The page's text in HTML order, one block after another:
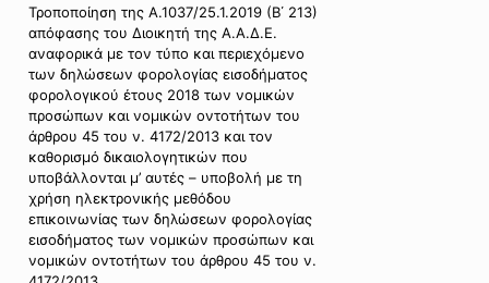
Τροποποίηση της Α.1037/25.1.2019 (Β΄ 213)
απόφασης του Διοικητή της Α.Α.Δ.Ε.
αναφορικά με τον τύπο και περιεχόμενο
των δηλώσεων φορολογίας εισοδήματος
φορολογικού έτους 2018 των νομικών
προσώπων και νομικών οντοτήτων του
άρθρου 45 του ν. 4172/2013 και τον
καθορισμό δικαιολογητικών που
υποβάλλονται μ’ αυτές – υποβολή με τη
χρήση ηλεκτρονικής μεθόδου
επικοινωνίας των δηλώσεων φορολογίας
εισοδήματος των νομικών προσώπων και
νομικών οντοτήτων του άρθρου 45 του ν.